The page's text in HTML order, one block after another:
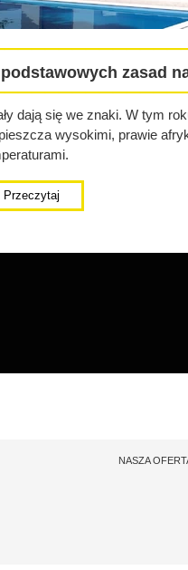
zasad
Przeczytaj
dają się we znaki. W tym
wysokimi, prawie
NASZA